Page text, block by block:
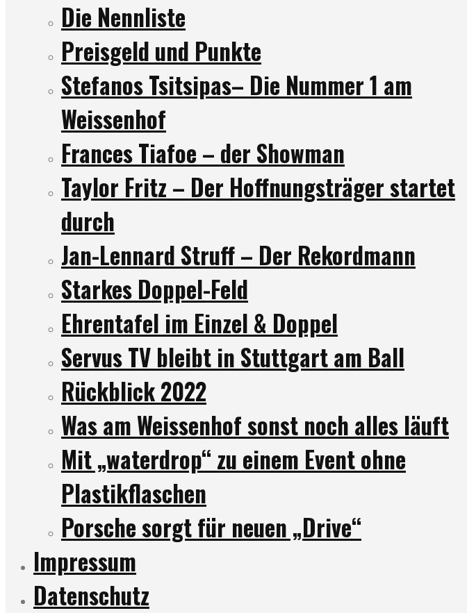
Die Nennliste
Preisgeld und Punkte
Stefanos Tsitsipas– Die Nummer 1 am
Weissenhof
Frances Tiafoe – der Showman
Taylor Fritz – Der Hoffnungsträger startet
durch
Jan-Lennard Struff – Der Rekordmann
Starkes Doppel-Feld
Ehrentafel im Einzel & Doppel
Servus TV bleibt in Stuttgart am Ball
Rückblick 2022
Was am Weissenhof sonst noch alles läuft
Mit „waterdrop“ zu einem Event ohne
Plastikflaschen
Porsche sorgt für neuen „Drive“
Impressum
Datenschutz